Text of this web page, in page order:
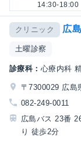
14:30-18:00
クリニック 広
土曜診察
診療科： 心療内科
〒7300029 広島
082-249-0011
広島バス 23番
り 徒歩2分